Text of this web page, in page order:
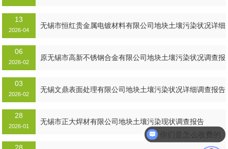
13
2026-04
无锡市恒红贵金属电镀材料有限公司地块土壤污染状况详细
06
2026-02
原无锡市高新不锈钢合金有限公司地块土壤污染状况调查报
03
2026-02
无锡文鼎表面处理有限公司地块土壤污染状况详细调查报告
28
2026-01
无锡市正大焊材有限公司地块土壤污染现状调查报告
MORE+
你们是怎么收费的